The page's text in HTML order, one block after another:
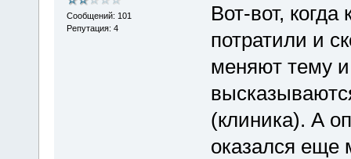
Сообщений: 101
Репутация: 4
Вот-вот,
потратили и
меняют тему и
(клиника). А
оказался